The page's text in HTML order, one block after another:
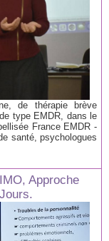
de thérapie brève
type EMDR, dans le
France EMDR -
santé, psychologues
Approche